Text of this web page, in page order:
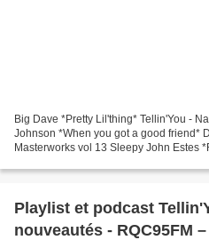
Big Dave *Pretty Lil'thing* Tellin'You -
Johnson *When you got a good friend*
Masterworks vol 13 Sleepy John Estes
Playlist et podcast
nouveautés - RQC95FM